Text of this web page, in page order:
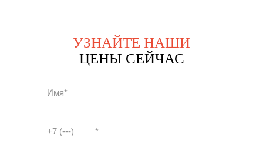
УЗНАЙТЕ НАШИ
ЦЕНЫ СЕЙЧАС